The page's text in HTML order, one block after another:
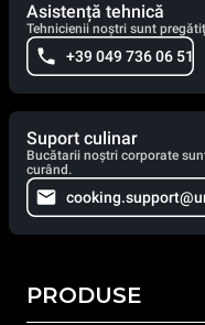
Asistență tehnică
Tehnicienii noștri sunt
+39 049 736 06 51
Suport culinar
Bucătarii noștri corporate
curând.
PRODUSE